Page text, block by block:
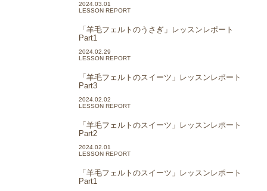
2024.03.01
LESSON REPORT
「羊毛フェルトのうさぎ」レッスンレポート
Part1
2024.02.29
LESSON REPORT
「羊毛フェルトのスイーツ」レッスンレポート
Part3
2024.02.02
LESSON REPORT
「羊毛フェルトのスイーツ」レッスンレポート
Part2
2024.02.01
LESSON REPORT
「羊毛フェルトのスイーツ」レッスンレポート
Part1